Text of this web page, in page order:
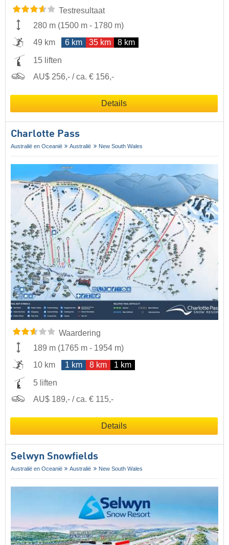
Testresultaat
280 m (1500 m - 1780 m)
49 km
6 km 35 km 8 km
15 liften
AU$ 256,- / ca. € 156,-
Details
Charlotte Pass
Australië en Oceanië Australië New South Wales
Waardering
189 m (1765 m - 1954 m)
10 km
1 km 8 km 1 km
5 liften
AU$ 189,- / ca. € 115,-
Details
Selwyn Snowfields
Australië en Oceanië Australië New South Wales